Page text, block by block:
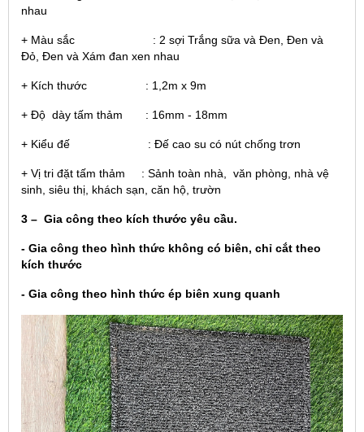
nhau
+ Màu sắc : 2 sợi Trắng sữa và Đen, Đen và
Đỏ, Đen và Xám đan xen nhau
+ Kích thước : 1,2m x 9m
+ Độ dày tấm thảm : 16mm - 18mm
+ Kiểu đế : Đế cao su có nút chống trơn
+ Vị tri đặt tấm thảm : Sảnh toàn nhà, văn phòng, nhà vệ
sinh, siêu thị, khách sạn, căn hộ, trườn
3 – Gia công theo kích thước yêu cầu.
- Gia công theo hình thức không có biên, chỉ cắt theo
kích thước
- Gia công theo hình thức ép biên xung quanh